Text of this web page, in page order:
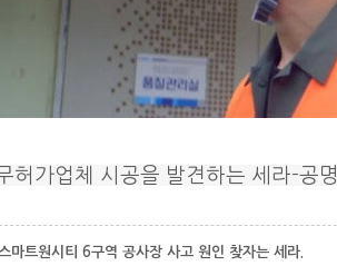
허가업체 시공을 발견하는 세라-공명
마트원시티 6구역 공사장 사고 원인 찾자는 세라.